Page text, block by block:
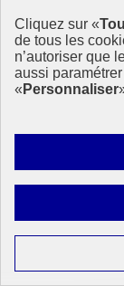
Cliquez sur «
de tous les
n’autoriser que
aussi
« Personnaliser
Anniversaire
À la une
Actualités à la